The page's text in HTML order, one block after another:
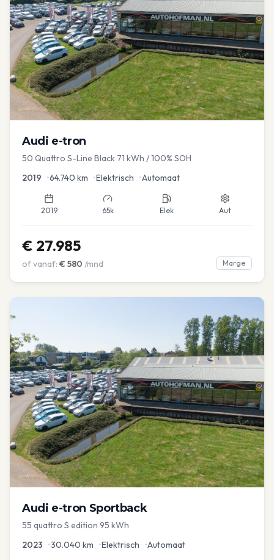
Audi e-tron
50 Quattro S-Line Black 71 kWh / 100% SOH
2019 •64.740 km •Elektrisch •Automaat
2019 65k Elek Aut
€ 27.985
of vanaf: € 580 /mnd Marge
Audi e-tron Sportback
55 quattro S edition 95 kWh
2023 •30.040 km •Elektrisch •Automaat